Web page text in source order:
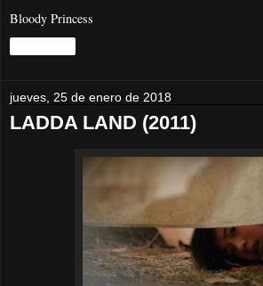
Bloody Princess
jueves, 25 de enero de 2018
LADDA LAND (2011)